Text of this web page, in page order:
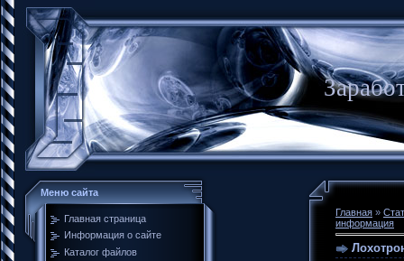
Меню сайта
Главная страница
Информация о сайте
Каталог файлов
Главная »
информация